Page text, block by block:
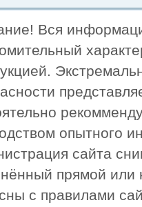
Вся
опытного
сайта
прямой или
с правилами